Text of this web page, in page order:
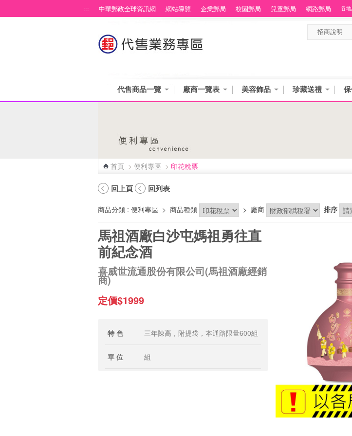
::: 中華郵政全球資訊網 網站導覽 企業郵局 校園郵局 兒童郵局 網路郵局 各
招商說明
代售商品一覽 廠商一覽表 美容飾品 珍藏送禮
首頁 > 便利專區 > 印花稅票
回上頁 回列表
商品分類 : 便利專區 > 商品種類 > 廠商 排序
馬祖酒廠白沙屯媽祖勇往直
前紀念酒
喜威世流通股份有限公司(馬祖酒廠經銷
商)
定價$1999
特 色 三年陳高，附提袋，本通路限量600組
單 位 組